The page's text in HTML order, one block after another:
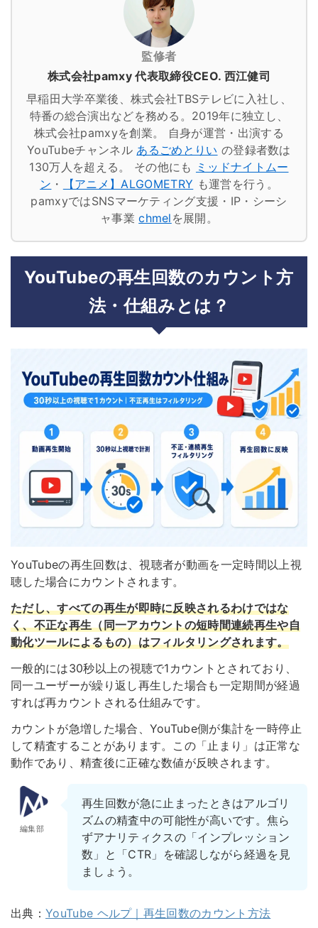
監修者
株式会社pamxy 代表取締役CEO. 西江健司
早稲田大学卒業後、株式会社TBSテレビに入社し、
特番の総合演出などを務める。2019年に独立し、
株式会社pamxyを創業。
自身が運営・出演する
YouTubeチャンネル あるごめとりい の登録者数は
130万人を超える。
その他にも ミッドナイトムー
ン ・ 【アニメ】ALGOMETRY も運営を行う。
pamxyではSNSマーケティング支援・IP・シーシ
ャ事業chmel を展開。
YouTubeの再生回数のカウント方
法・仕組みとは？
YouTubeの再生回数は、視聴者が動画を一定時間以上視
聴した場合にカウントされます。
ただし、すべての再生が即時に反映されるわけではな
く、不正な再生（同一アカウントの短時間連続再生や自
動化ツールによるもの）はフィルタリングされます。
一般的には30秒以上の視聴で1カウントとされており、
同一ユーザーが繰り返し再生した場合も一定期間が経過
すれば再カウントされる仕組みです。
カウントが急増した場合、YouTube側が集計を一時停止
して精査することがあります。この「止まり」は正常な
動作であり、精査後に正確な数値が反映されます。
編集部
再生回数が急に止まったときはアルゴリ
ズムの精査中の可能性が高いです。焦ら
ずアナリティクスの「インプレッション
数」と「CTR」を確認しながら経過を見
ましょう。
出典： YouTube ヘルプ｜再生回数のカウント方法